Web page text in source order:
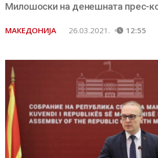
Милошоски на денешната прес-
МАКЕДОНИЈА 26.03.2021. 12:55